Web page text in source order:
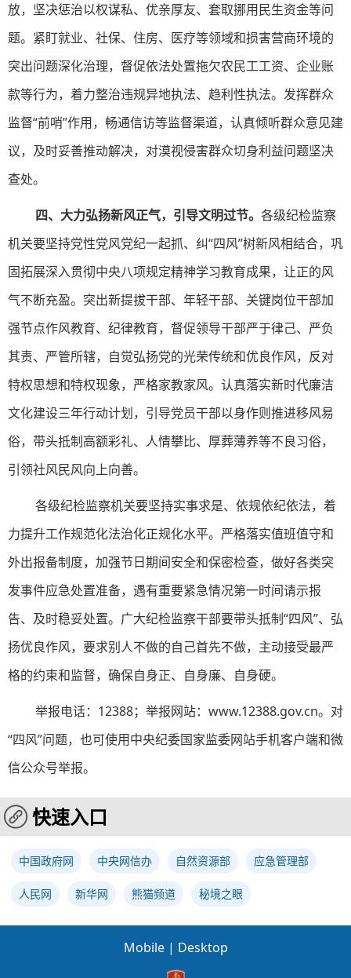
放，坚决惩治以权谋私、优亲厚友、套取挪用民生资金等问
题。紧盯就业、社保、住房、医疗等领域和损害营商环境的
突出问题深化治理，督促依法处置拖欠农民工工资、企业账
款等行为，着力整治违规异地执法、趋利性执法。发挥群众
监督“前哨”作用，畅通信访等监督渠道，认真倾听群众意见建
议，及时妥善推动解决，对漠视侵害群众切身利益问题坚决
查处。
四、大力弘扬新风正气，引导文明过节。 各级纪检监察
机关要坚持党性党风党纪一起抓、纠“四风”树新风相结合，巩
固拓展深入贯彻中央八项规定精神学习教育成果，让正的风
气不断充盈。突出新提拔干部、年轻干部、关键岗位干部加
强节点作风教育、纪律教育，督促领导干部严于律己、严负
其责、严管所辖，自觉弘扬党的光荣传统和优良作风，反对
特权思想和特权现象，严格家教家风。认真落实新时代廉洁
文化建设三年行动计划，引导党员干部以身作则推进移风易
俗，带头抵制高额彩礼、人情攀比、厚葬薄养等不良习俗，
引领社风民风向上向善。
各级纪检监察机关要坚持实事求是、依规依纪依法，着
力提升工作规范化法治化正规化水平。严格落实值班值守和
外出报备制度，加强节日期间安全和保密检查，做好各类突
发事件应急处置准备，遇有重要紧急情况第一时间请示报
告、及时稳妥处置。广大纪检监察干部要带头抵制“四风”、弘
扬优良作风，要求别人不做的自己首先不做，主动接受最严
格的约束和监督，确保自身正、自身廉、自身硬。
举报电话：12388；举报网站：www.12388.gov.cn。对
“四风”问题，也可使用中央纪委国家监委网站手机客户端和微
信公众号举报。
快速入口
中国政府网 中央网信办 自然资源部 应急管理部
人民网 新华网 熊猫频道 秘境之眼
Mobile | Desktop